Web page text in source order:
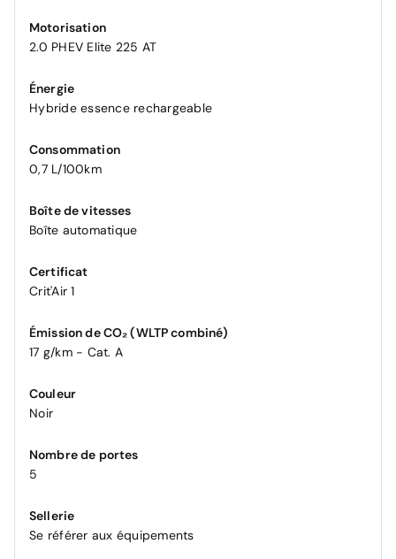
Motorisation
2.0 PHEV Elite 225 AT
Énergie
Hybride essence rechargeable
Consommation
0,7 L/100km
Boîte de vitesses
Boîte automatique
Certificat
Crit'Air 1
Émission de CO₂ (WLTP combiné)
17 g/km - Cat. A
Couleur
Noir
Nombre de portes
5
Sellerie
Se référer aux équipements